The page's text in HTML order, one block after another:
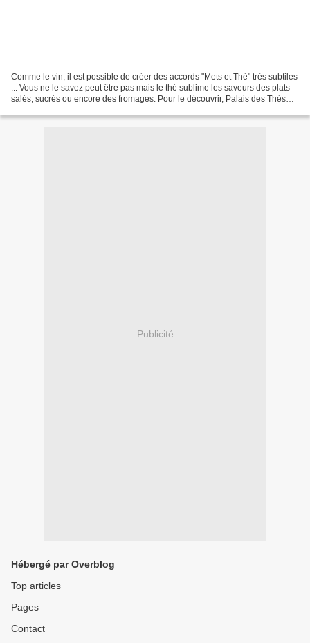
Comme le vin, il est possible de créer des accords "Mets et Thé" très subtiles
... Vous ne le savez peut être pas mais le thé sublime les saveurs des plats
salés, sucrés ou encore des fromages. Pour le découvrir, Palais des Thés
Publicité
Hébergé par Overblog
Top articles
Pages
Contact